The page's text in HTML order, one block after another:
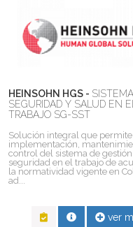
HEINSOHN HGS -
SEGURIDAD Y SALUD EN EL
TRABAJO SG-SST
Solución integral que
implementación,
control del sistema de
seguridad en el trabajo de
la normatividad vigente en
ad...
ver